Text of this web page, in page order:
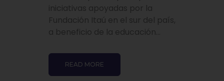
iniciativas apoyadas por la
Fundación Itaú en el sur del país,
a beneficio de la educación...
READ MORE